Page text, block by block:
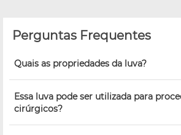
Perguntas Frequentes
Quais as propriedades da luva?
Essa luva pode ser utilizada para
cirúrgicos?